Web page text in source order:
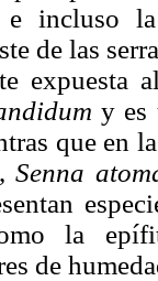
e incluso
de las
expuesta
y es
que en
Senna
la
de